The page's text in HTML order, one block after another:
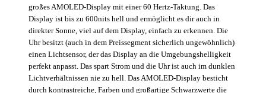
großes AMOLED-Display mit einer 60 Hertz-Taktung. Das
Display ist bis zu 600nits hell und ermöglicht es dir auch in
direkter Sonne, viel auf dem Display, einfach zu erkennen. Die
Uhr besitzt (auch in dem Preissegment sicherlich ungewöhnlich)
einen Lichtsensor, der das Display an die Umgebungshelligkeit
perfekt anpasst. Das spart Strom und die Uhr ist auch im dunklen
Lichtverhältnissen nie zu hell. Das AMOLED-Display besticht
durch kontrastreiche, Farben und großartige Schwarzwerte die